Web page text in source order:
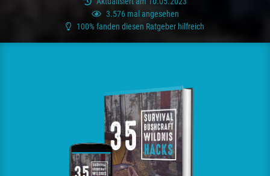
3.576 mal angesehen
100% fanden diesen Ratgeber hilfreich